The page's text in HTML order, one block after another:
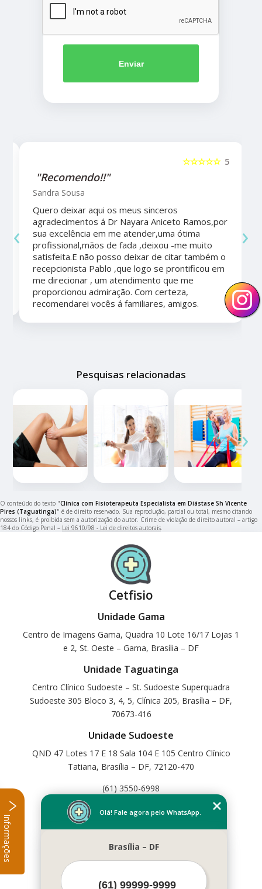
Enviar
5
☆☆☆☆☆
"Recomendo!!"
Sandra Sousa
Quero deixar aqui os meus sinceros
agradecimentos á Dr Nayara Aniceto Ramos,por
sua excelência em me atender,uma ótima
profissional,mãos de fada ,deixou -me muito
satisfeita.E não posso deixar de citar também o
recepcionista Pablo ,que logo se prontificou em
me direcionar , um atendimento que me
proporcionou admiração. Com certeza,
recomendarei vocês á familiares, amigos.
‹ ›
Pesquisas relacionadas
‹ ›
O conteúdo do texto "Clínica com Fisioterapeuta Especialista em Diástase Sh Vicente
Pires (Taguatinga)" é de direito reservado. Sua reprodução, parcial ou total, mesmo citando
nossos links, é proibida sem a autorização do autor. Crime de violação de direito autoral – artigo
184 do Código Penal – Lei 9610/98 - Lei de direitos autorais.
Cetfisio
Unidade Gama
Centro de Imagens Gama, Quadra 10 Lote 16/17 Lojas 1
e 2, St. Oeste – Gama, Brasília – DF
Unidade Taguatinga
Centro Clínico Sudoeste – St. Sudoeste Superquadra
Sudoeste 305 Bloco 3, 4, 5, Clínica 205, Brasília – DF,
70673-416
Unidade Sudoeste
QND 47 Lotes 17 E 18 Sala 104 E 105 Centro Clínico
Tatiana, Brasília – DF, 72120-470
(61) 3550-6998
Home
Serviços
Contato
Olá! Fale agora pelo WhatsApp.
Brasília – DF
Informações